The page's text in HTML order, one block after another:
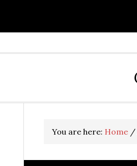
You are here: Home /